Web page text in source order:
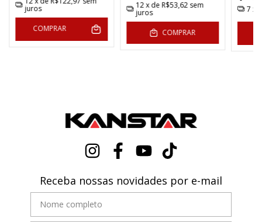
juros
COMPRAR
12x de R$53,62 sem
juros
COMPRAR
7 x
Receba nossas novidades por e-mail